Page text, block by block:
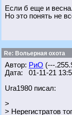
Если б еще и
Но это понять не
Re: Вольерная охота
Автор: РиО (---
Дата: 01-11-21
Ura1980 писал:
>
> Нерегистратов